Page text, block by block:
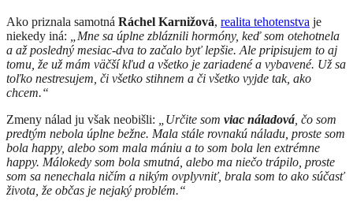
Ako priznala samotná Ráchel Karnižová, realita tehotenstva je
niekedy iná: „Mne sa úplne zbláznili hormóny, keď som otehotnela
a až posledný mesiac-dva to začalo byť lepšie. Ale pripisujem to aj
tomu, že už mám väčší kľud a všetko je zariadené a vybavené. Už sa
toľko nestresujem, či všetko stihnem a či všetko vyjde tak, ako
chcem.“
Zmeny nálad ju však neobišli:
„Určite som viac náladová , čo som
predtým nebola úplne bežne. Mala stále rovnakú náladu, proste som
bola happy, alebo som mala mániu a to som bola len extrémne
happy. Málokedy som bola smutná, alebo ma niečo trápilo, proste
som sa nenechala ničím a nikým ovplyvniť, brala som to ako súčasť
života, že občas je nejaký problém.“